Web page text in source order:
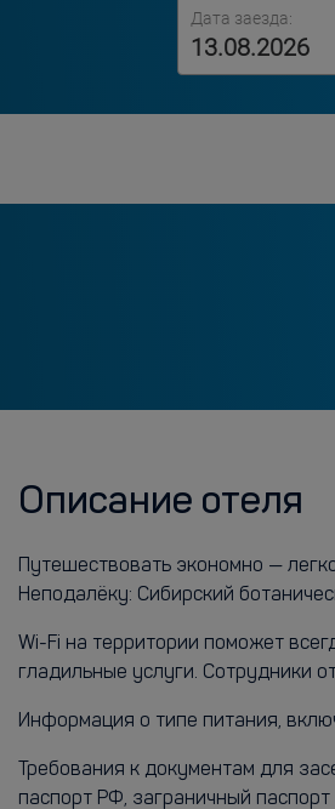
Дата заезда:
Описание отеля
Путешествовать экономно —
Неподалёку: Сибирский
Wi-Fi на территории поможет
гладильные услуги. Сотрудники
Информация о типе питания,
Требования к документам для
паспорт РФ, заграничный